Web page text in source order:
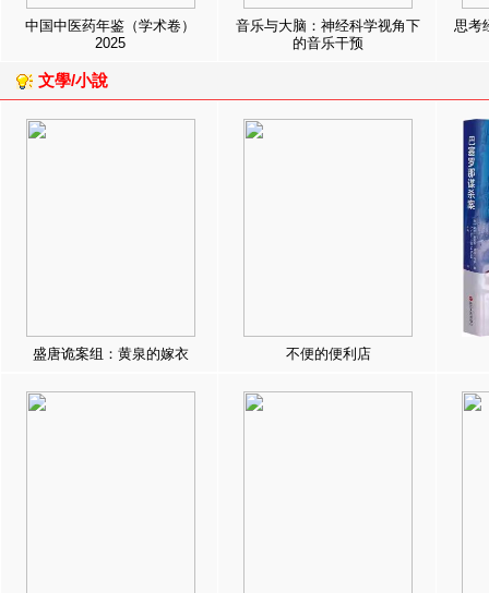
中国中医药年鉴（学术卷）
2025
音乐与大脑：神经科学视角下
的音乐干预
思考
文學/小說
盛唐诡案组：黄泉的嫁衣 不便的便利店